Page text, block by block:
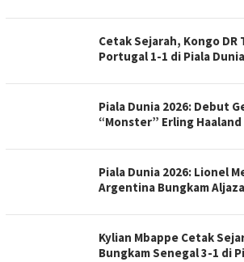
Cetak Sejarah, Kongo DR
Portugal 1-1 di Piala
Piala Dunia 2026: Debut
“Monster” Erling Haaland
Piala Dunia 2026: Lionel
Argentina Bungkam
Kylian Mbappe Cetak
Bungkam Senegal 3-1 di